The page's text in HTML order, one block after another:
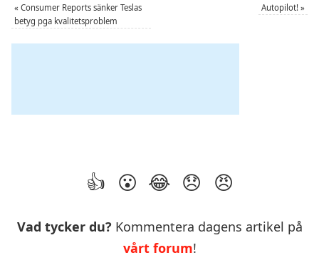
« Consumer Reports sänker Teslas
betyg pga kvalitetsproblem
Autopilot! »
Vad tycker du? Kommentera dagens artikel på
vårt forum!